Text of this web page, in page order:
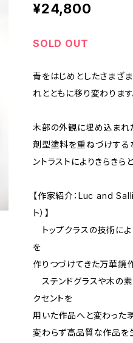
¥24,800
SOLD OUT
青をはじめとしたさまざ
れとともに移り変わります
木部の外観に埋め込まれ
剤型塗料を重ねづけする
ントラストによりきらきら
【作家紹介：Luc and
ト）】
トップクラスの技術に
を
作りつづけてきた万華鏡
ステンドグラスや木の素
クセントを
用いた作品へと変わった
変わらず高品質な作品を